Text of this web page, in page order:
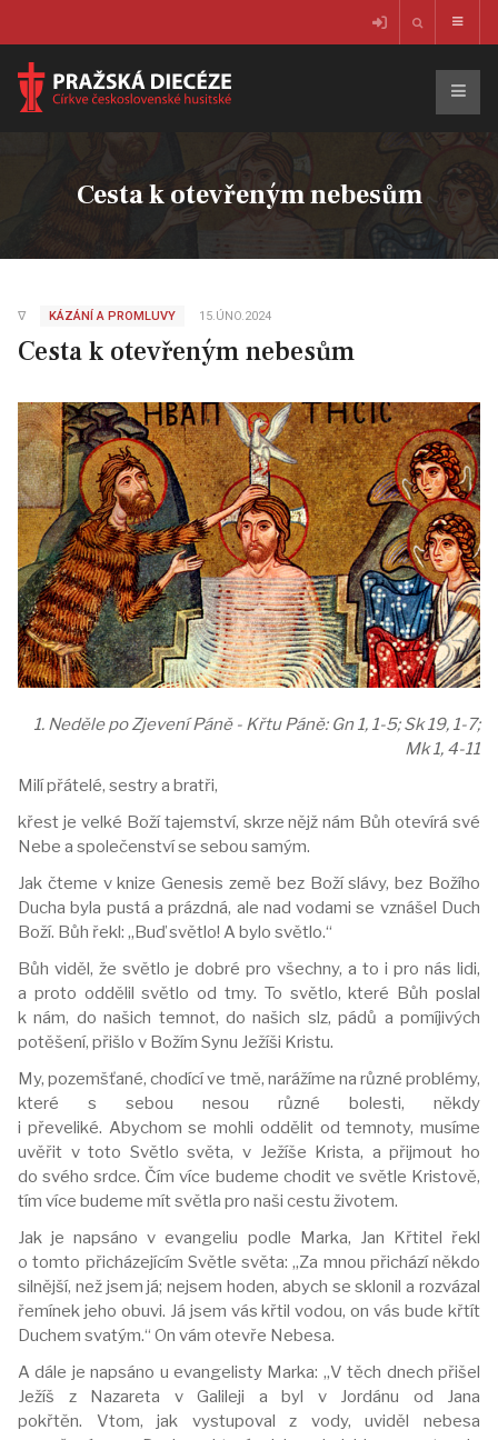
Cesta k otevřeným nebesům
∇ KÁZÁNÍ A PROMLUVY 15.ÚNO.2024
Cesta k otevřeným nebesům
1. Neděle po Zjevení Páně - Křtu Páně: Gn 1, 1-5; Sk 19, 1-7;
Mk 1, 4-11
Milí přátelé, sestry a bratři,
křest je velké Boží tajemství, skrze nějž nám Bůh otevírá své
Nebe a společenství se sebou samým.
Jak čteme v knize Genesis země bez Boží slávy, bez Božího
Ducha byla pustá a prázdná, ale nad vodami se vznášel Duch
Boží. Bůh řekl: „Buď světlo! A bylo světlo.“
Bůh viděl, že světlo je dobré pro všechny, a to i pro nás lidi,
a proto oddělil světlo od tmy. To světlo, které Bůh poslal
k nám, do našich temnot, do našich slz, pádů a pomíjivých
potěšení, přišlo v Božím Synu Ježíši Kristu.
My, pozemšťané, chodící ve tmě, narážíme na různé problémy,
které s sebou nesou různé bolesti, někdy
i převeliké. Abychom se mohli oddělit od temnoty, musíme
uvěřit v toto Světlo světa, v Ježíše Krista, a přijmout ho
do svého srdce. Čím více budeme chodit ve světle Kristově,
tím více budeme mít světla pro naši cestu životem.
Jak je napsáno v evangeliu podle Marka, Jan Křtitel řekl
o tomto přicházejícím Světle světa: „Za mnou přichází někdo
silnější, než jsem já; nejsem hoden, abych se sklonil a rozvázal
řemínek jeho obuvi. Já jsem vás křtil vodou, on vás bude křtít
Duchem svatým.“ On vám otevře Nebesa.
A dále je napsáno u evangelisty Marka: „V těch dnech přišel
Ježíš z Nazareta v Galileji a byl v Jordánu od Jana
pokřtěn. Vtom, jak vystupoval z vody, uviděl nebesa